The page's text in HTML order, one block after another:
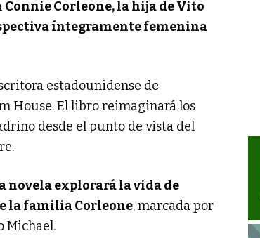
Connie Corleone, la hija de Vito
íntegramente femenina
estadounidense de
House. El libro reimaginará los
desde el punto de vista del
novela explorará la vida de
la familia Corleone, marcada por
Michael.